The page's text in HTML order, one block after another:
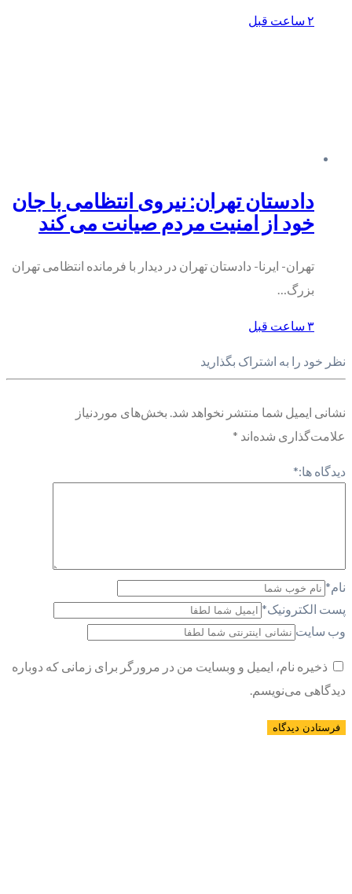
۲ ساعت قبل
دادستان تهران: نیروی انتظامی با جان
خود از امنیت مردم صیانت می کند
تهران- ایرنا- دادستان تهران در دیدار با فرمانده انتظامی تهران
بزرگ…
۳ ساعت قبل
نظر خود را به اشتراک بگذارید
نشانی ایمیل شما منتشر نخواهد شد. بخش‌های موردنیاز
علامت‌گذاری شده‌اند *
دیدگاه ها:*
نام*
پست الکترونیک*
وب سایت
ذخیره نام، ایمیل و وبسایت من در مرورگر برای زمانی که دوباره
دیدگاهی می‌نویسم.